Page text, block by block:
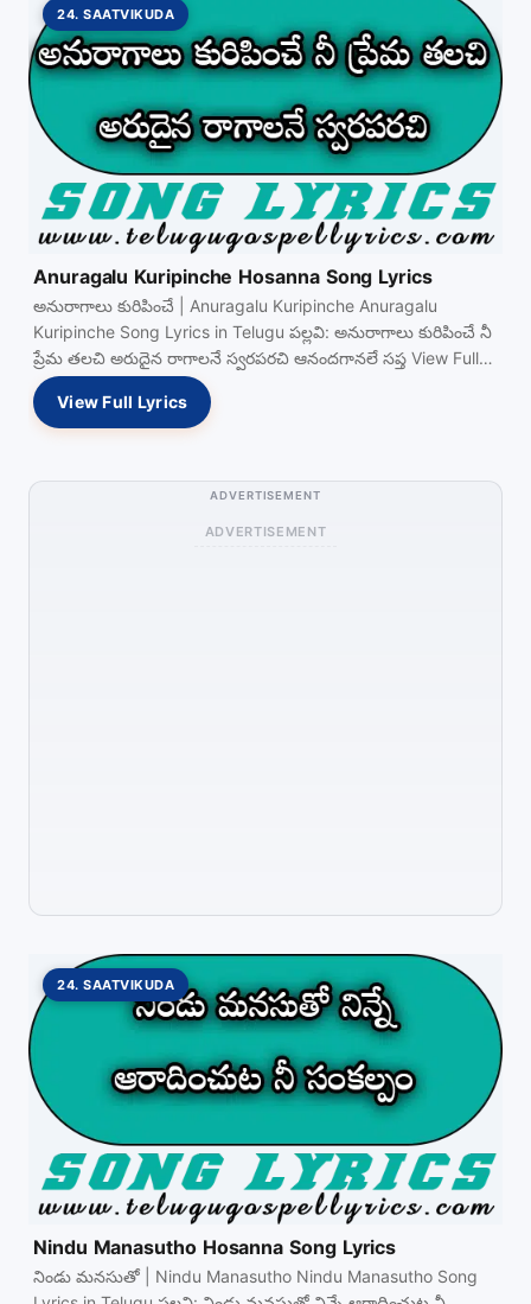
24. SAATVIKUDA
Anuragalu Kuripinche Hosanna Song Lyrics
అనురాగాలు కురిపించే | Anuragalu Kuripinche Anuragalu
Kuripinche Song Lyrics in Telugu పల్లవి: అనురాగాలు కురిపించే నీ
ప్రేమ తలచి అరుదైన రాగాలనే స్వరపరచి ఆనందగానలే సప్త View Full…
View Full Lyrics
ADVERTISEMENT
ADVERTISEMENT
24. SAATVIKUDA
Nindu Manasutho Hosanna Song Lyrics
నిండు మనసుతో | Nindu Manasutho Nindu Manasutho Song